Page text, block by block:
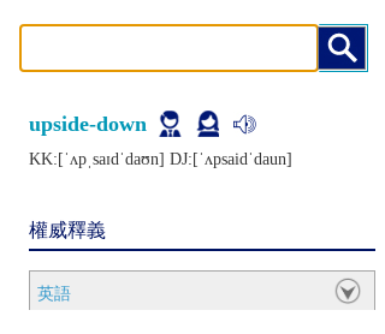
upside-down
KK:[ˈʌpˌsaɪdˈdaʊn] DJ:[ˈʌpsaidˈdaun]
權威釋義
英語